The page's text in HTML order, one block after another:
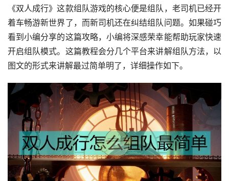
《双人成行》这款组队游戏的核心便是组队，老司机已经开
着车畅游新世界了，而新司机还在纠结组队问题。如果碰巧
看到小编分享的这篇攻略，小编将深感荣幸能帮助玩家快速
开启组队模式。这篇教程会分几个平台来讲解组队方法，以
图文的形式来讲解最过简单明了，详细操作如下。